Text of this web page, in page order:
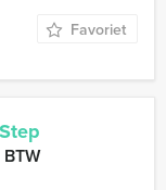
Favoriet